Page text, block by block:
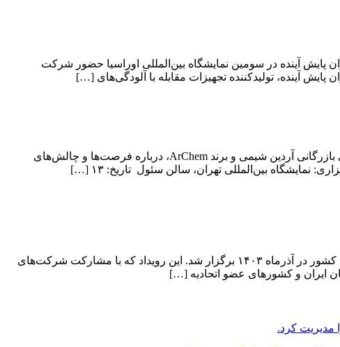
آینده در سومین نمایشگاه بین‌المللی اوراسیا حضور شرکت
تحولی در کشاورزی با نگاهی به تولید، صادرات و چالش‌های صنعت! گفت‌وگویی ویژه با دکتر جواد حصاری، مدیرعامل شرکت صنعتی بازرگانی آردین شیمی و برند ArChem، درباره فرصت‌ها و چالش‌های
بین‌المللی تهران، سالن سئول تاریخ: ۱۳ […]
سومین نمایشگاه بین‌المللی تجارت با اوراسیا با حضور گسترده فعالان اقتصادی، تجار، تولیدکنندگان و نمایندگان استان‌ها و مناطق آزاد کشور در آذرماه ۱۴۰۳ برگزار شد. این رویداد که با مشارکت شرکت‌های
ایران و کشورهای عضو اتحادیه […]